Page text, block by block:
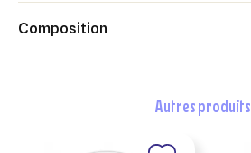
Composition
autres produits